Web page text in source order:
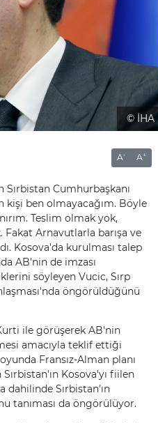
© İHA
A- A+
Cumhurbaşkanı
kişi ben olmayacağım. Böyle
Teslim olmak yok,
Fakat Arnavutlarla barışa ve
Kosova'da kurulması talep
AB'nin de imzası
söyleyen Vucic, Sırp
öngörüldüğünü
ile görüşerek AB'nin
amacıyla teklif ettiği
Fransız-Alman planı
Kosova'yı fiilen
dahilinde Sırbistan'ın
tanıması da öngörülüyor.